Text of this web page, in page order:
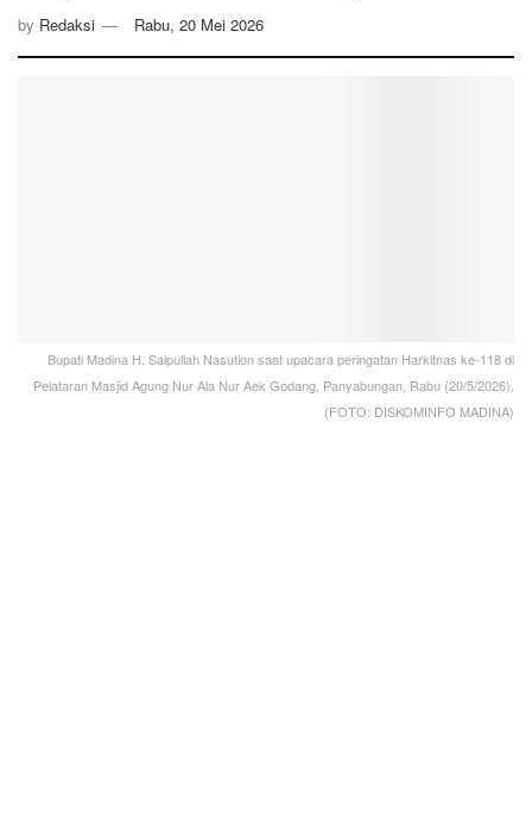
by Redaksi Rabu, 20 Mei 2026
Bupati Madina H. Saipullah Nasution saat upacara peringatan Harkitnas ke-118 di
Pelataran Masjid Agung Nur Ala Nur Aek Godang, Panyabungan, Rabu (20/5/2026).
(FOTO: DISKOMINFO MADINA)